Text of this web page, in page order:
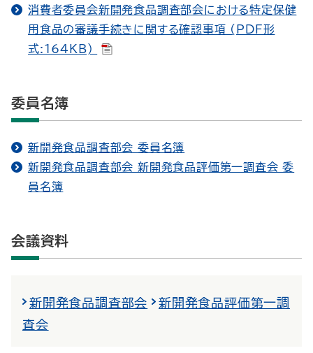
消費者委員会新開発食品調査部会における特定保健
用食品の審議手続きに関する確認事項 (PDF形
式:164KB)
委員名簿
新開発食品調査部会 委員名簿
新開発食品調査部会 新開発食品評価第一調査会 委
員名簿
会議資料
新開発食品調査部会
新開発食品評価第一調
査会